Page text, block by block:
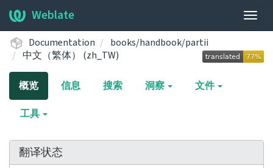
展
开/
起
Weblate
Documentation
books/handbook/partii
中文（繁体） (zh_TW)
概览 信息 搜索 洞察 文件
工具
翻译状态